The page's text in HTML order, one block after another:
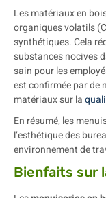
Les matériaux en
organiques volatils
synthétiques. Cela
substances nocives
sain pour les
est confirmée par de
matériaux sur la
En résumé, les
l’esthétique des
environnement de
Bienfaits sur